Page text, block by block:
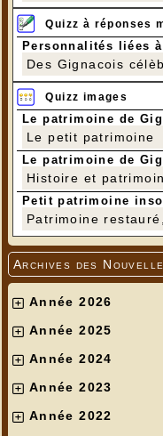
Quizz à réponses
Personnalités liées
Des Gignacois
Quizz images
Le patrimoine de
Le petit patrimoine
Le patrimoine de
Histoire et
Petit patrimoine
Patrimoine
Archives des
Année 2026
Année 2025
Année 2024
Année 2023
Année 2022